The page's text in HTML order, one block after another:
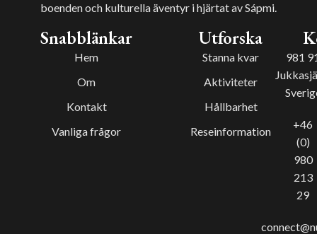
boenden och kulturella äventyr i hjärtat av Sápmi.
Snabblänkar
Hem
Om
Kontakt
Vanliga frågor
Utforska
Stanna kvar
Aktiviteter
Hållbarhet
Reseinformation
981
+46
(0)
980
213
29